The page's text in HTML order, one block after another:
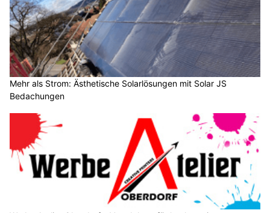
Mehr als Strom: Ästhetische Solarlösungen mit Solar JS
Bedachungen